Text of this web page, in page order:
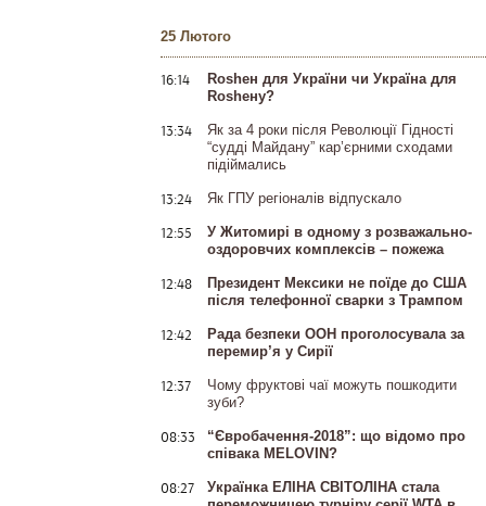
25 Лютого
16:14
Rosheн для України чи Україна для
Rosheну?
13:34
Як за 4 роки після Революції Гідності
“судді Майдану” кар’єрними сходами
підіймались
13:24 Як ГПУ регіоналів відпускало
12:55
У Житомирі в одному з розважально-
оздоровчих комплексів – пожежа
12:48
Президент Мексики не поїде до США
після телефонної сварки з Трампом
12:42
Рада безпеки ООН проголосувала за
перемир’я у Сирії
12:37
Чому фруктові чаї можуть пошкодити
зуби?
08:33
“Євробачення-2018”: що відомо про
співака MELOVIN?
08:27
Українка ЕЛІНА СВІТОЛІНА стала